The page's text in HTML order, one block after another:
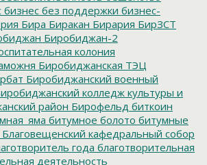
бизнес без поддержки бизнес-
Бира Биракан Бирария БирЗСТ
Биробиджан-2
колония
Биробиджанская ТЭЦ
Биробиджанский военный
колледж культуры и
район Бирофельд биткоин
битумное болото битумные
Благовещенский кафедральный собор
года благотворительная
деятельность